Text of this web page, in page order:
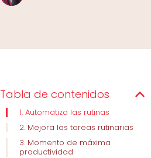
Tabla de contenidos
1. Automatiza las rutinas
2. Mejora las tareas rutinarias
3. Momento de máxima
productividad